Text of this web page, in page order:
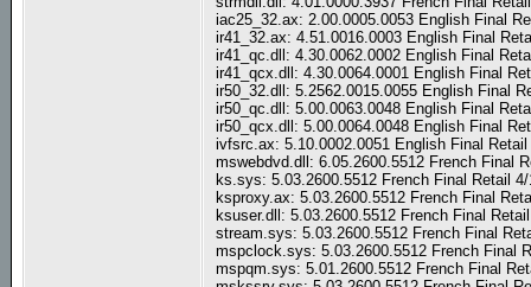
iac25_32.ax: 2.00.0005.0053 English Final
ir41_32.ax: 4.51.0016.0003 English Final
ir41_qc.dll: 4.30.0062.0002 English Final
ir41_qcx.dll: 4.30.0064.0001 English Final
ir50_32.dll: 5.2562.0015.0055 English Final
ir50_qc.dll: 5.00.0063.0048 English Final
ir50_qcx.dll: 5.00.0064.0048 English Final
ivfsrc.ax: 5.10.0002.0051 English Final
mswebdvd.dll: 6.05.2600.5512 French Final
ks.sys: 5.03.2600.5512 French Final Retail
ksproxy.ax: 5.03.2600.5512 French Final
ksuser.dll: 5.03.2600.5512 French Final
stream.sys: 5.03.2600.5512 French Final
mspclock.sys: 5.03.2600.5512 French Final
mspqm.sys: 5.01.2600.5512 French Final